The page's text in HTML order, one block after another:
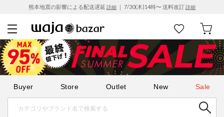
熊本地震の影響による配送遅延 詳細 ｜ 7/30(木)14時〜 送料改訂詳細
Buyer Store Outlet New Sale